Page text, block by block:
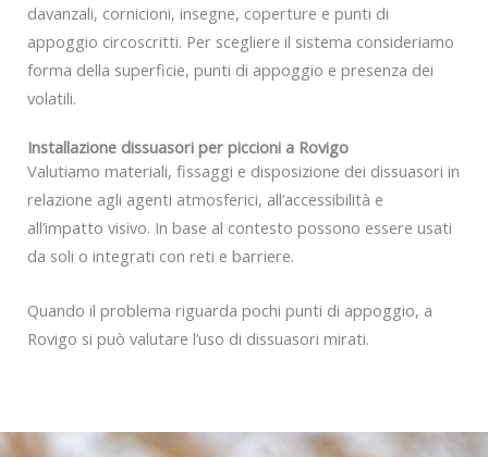
davanzali, cornicioni, insegne, coperture e punti di
appoggio circoscritti. Per scegliere il sistema consideriamo
forma della superficie, punti di appoggio e presenza dei
volatili.
Installazione dissuasori per piccioni a Rovigo
Valutiamo materiali, fissaggi e disposizione dei dissuasori in
relazione agli agenti atmosferici, all’accessibilità e
all’impatto visivo. In base al contesto possono essere usati
da soli o integrati con reti e barriere.
Quando il problema riguarda pochi punti di appoggio, a
Rovigo si può valutare l’uso di dissuasori mirati.